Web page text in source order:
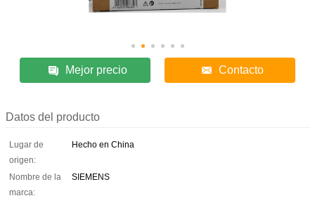
Mejor precio Contacto
Datos del producto
Lugar de
origen:
Hecho en China
Nombre de la
marca:
SIEMENS